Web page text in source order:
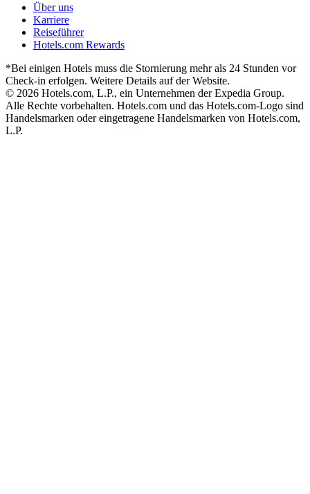
Über uns
Karriere
Reiseführer
Hotels.com Rewards
*Bei einigen Hotels muss die Stornierung mehr als 24 Stunden vor
Check-in erfolgen. Weitere Details auf der Website.
© 2026 Hotels.com, L.P., ein Unternehmen der Expedia Group.
Alle Rechte vorbehalten. Hotels.com und das Hotels.com-Logo sind
Handelsmarken oder eingetragene Handelsmarken von Hotels.com,
L.P.